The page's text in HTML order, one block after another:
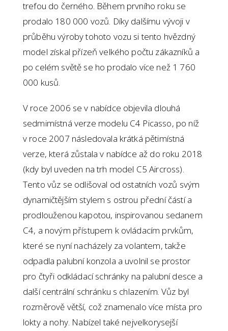
trefou do černého. Během prvního roku se
prodalo 180 000 vozů. Díky dalšímu vývoji v
průběhu výroby tohoto vozu si tento hvězdný
model získal přízeň velkého počtu zákazníků a
po celém světě se ho prodalo více než 1 760
000 kusů.
V roce 2006 se v nabídce objevila dlouhá
sedmimístná verze modelu C4 Picasso, po níž
v roce 2007 následovala krátká pětimístná
verze, která zůstala v nabídce až do roku 2018
(kdy byl uveden na trh model C5 Aircross).
Tento vůz se odlišoval od ostatních vozů svým
dynamičtějším stylem s ostrou přední částí a
prodlouženou kapotou, inspirovanou sedanem
C4, a novým přístupem k ovládacím prvkům,
které se nyní nacházely za volantem, takže
odpadla palubní konzola a uvolnil se prostor
pro čtyři odkládací schránky na palubní desce a
další centrální schránku s chlazením. Vůz byl
rozměrově větší, což znamenalo více místa pro
lokty a nohy. Nabízel také nejvelkorysejší